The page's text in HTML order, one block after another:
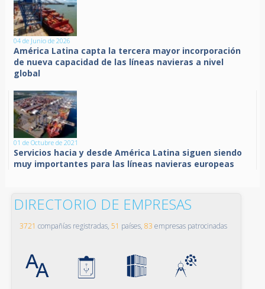
04 de Junio de 2026
América Latina capta la tercera mayor incorporación
de nueva capacidad de las líneas navieras a nivel
global
01 de Octubre de 2021
Servicios hacia y desde América Latina siguen siendo
muy importantes para las líneas navieras europeas
DIRECTORIO DE EMPRESAS
3721 compañías registradas, 51 países, 83 empresas patrocinadas